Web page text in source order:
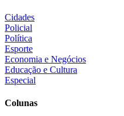
Cidades
Policial
Política
Esporte
Economia e Negócios
Educação e Cultura
Especial
Colunas